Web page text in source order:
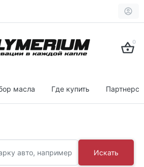
0
масла Где купить
Искать